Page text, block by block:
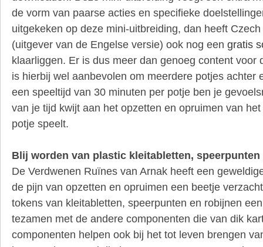
de vorm van paarse acties en specifieke
uitgekeken op deze mini-uitbreiding, dan heeft
(uitgever van de Engelse versie) ook nog een gratis
klaarliggen. Er is dus meer dan genoeg content voor
is hierbij wel aanbevolen om meerdere potjes achter
een speeltijd van 30 minuten per potje ben je
van je tijd kwijt aan het opzetten en opruimen van
potje speelt.
Blij worden van plastic kleitabletten,
De Verdwenen Ruïnes van Arnak heeft een
de pijn van opzetten en opruimen een beetje
tokens van kleitabletten, speerpunten en robijnen
tezamen met de andere componenten die van dik
componenten helpen ook bij het tot leven brengen